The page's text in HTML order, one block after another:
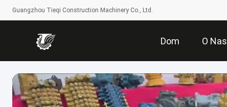
Guangzhou Tieqi Construction Machinery Co., Ltd.
Dom O Nas